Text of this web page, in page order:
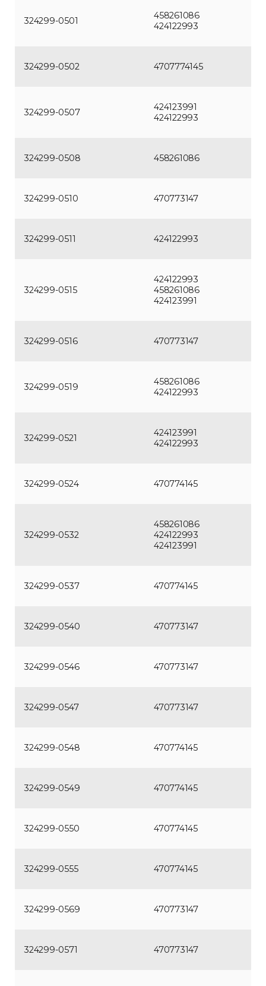
324299-0501
458261086
424122993
324299-0502 4707774145
324299-0507
424123991
424122993
324299-0508 458261086
324299-0510 470773147
324299-0511 424122993
324299-0515
424122993
458261086
424123991
324299-0516 470773147
324299-0519
458261086
424122993
324299-0521
424123991
424122993
324299-0524 470774145
324299-0532
458261086
424122993
424123991
324299-0537 470774145
324299-0540 470773147
324299-0546 470773147
324299-0547 470773147
324299-0548 470774145
324299-0549 470774145
324299-0550 470774145
324299-0555 470774145
324299-0569 470773147
324299-0571 470773147